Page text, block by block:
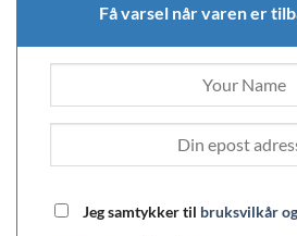
Få varsel når varen er
Jeg samtykker til bruksvilkår og